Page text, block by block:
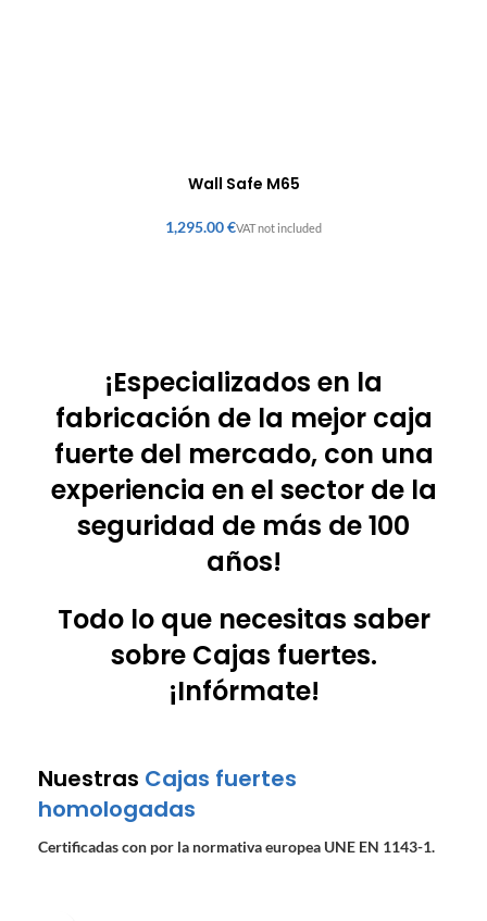
Wall Safe M65
€
¡Especializados en la
fabricación de la mejor caja
fuerte del mercado, con una
experiencia en el sector de la
seguridad de más de 100
años!
Todo lo que necesitas saber
sobre Cajas fuertes.
¡Infórmate!
Nuestras Cajas fuertes
homologadas
Certificadas con por la normativa europea UNE EN 1143-1.